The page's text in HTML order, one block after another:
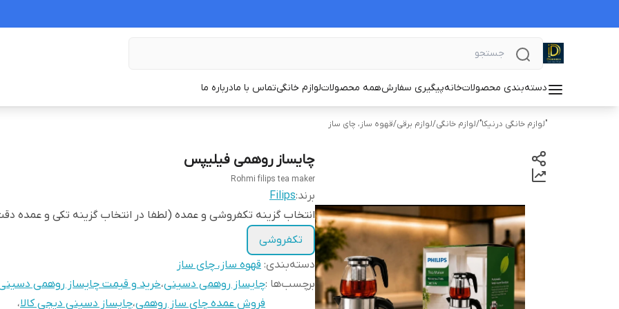
دسته‌بندی محصولاتخانهپیگیری سفارشهمه محصولاتلوازم خانگیتماس با مادرباره ما
"لوازم خانگی درنیکا"/لوازم خانگی/لوازم برقی/قهوه ساز، چای ساز
چایساز روهمی فیلیپس
Rohmi filips tea maker
برند:Filips
انتخاب گزینه تکفروشی و عمده (لطفا در انتخاب گزینه تکی و عمده
تکفروشی
دسته‌بندی: قهوه ساز، چای ساز
برچسب‌ها :چایساز روهمی دسینی،خرید و قیمت چایساز روهمی
فروش عمده چای ساز روهمی،چایساز دسینی دیجی کالا،